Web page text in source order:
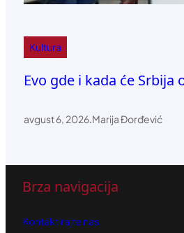
Kultura
Evo gde i kada će
avgust 6, 2026.Marija Đorđević
Brza navigacija
Kontaktirajte nas